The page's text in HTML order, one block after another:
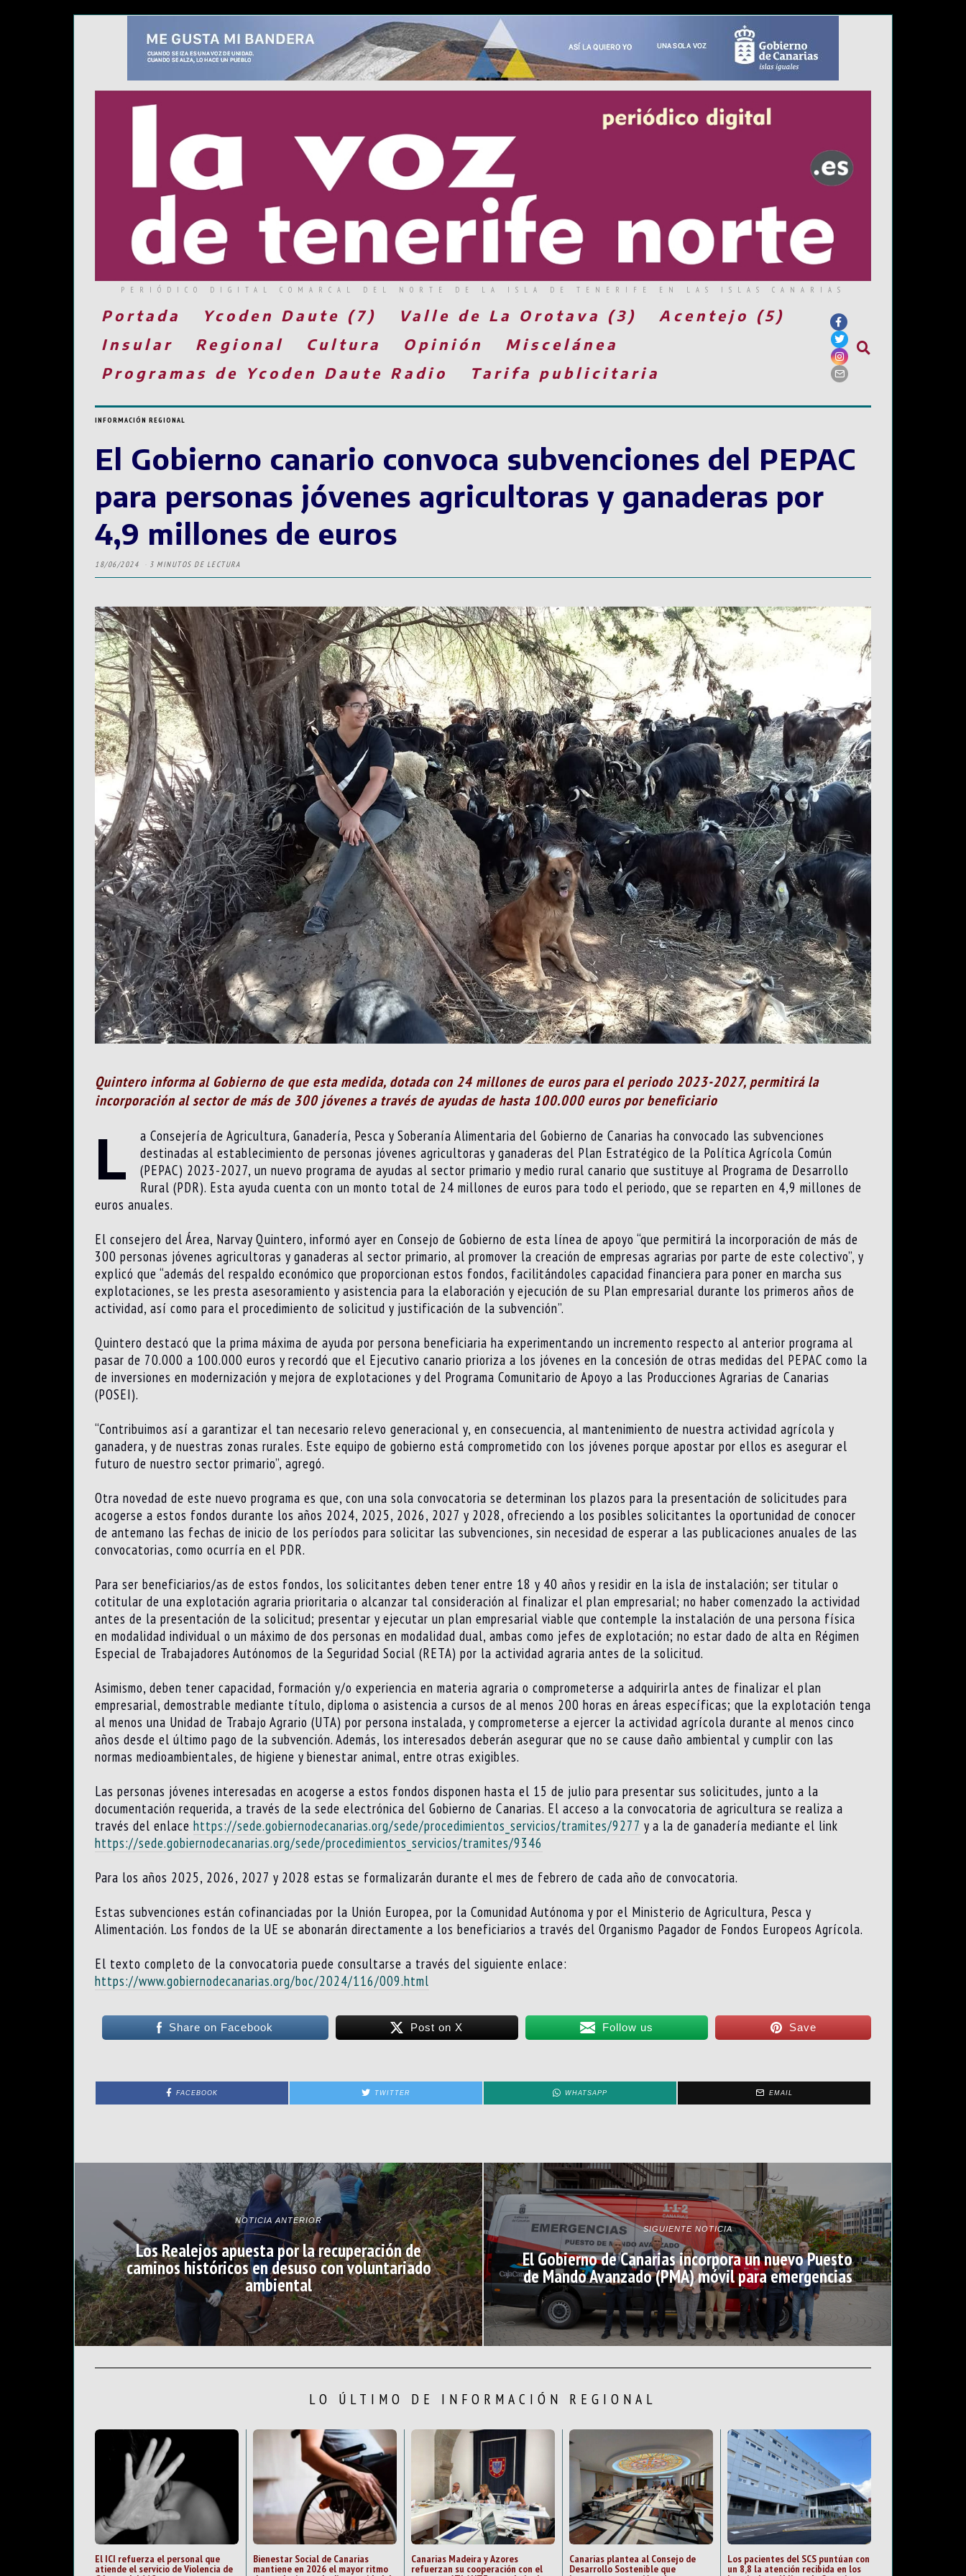
PERIÓDICO DIGITAL COMARCAL DEL NORTE DE LA ISLA DE TENERIFE EN LAS ISLAS CANARIAS
Portada Ycoden Daute (7) Valle de La Orotava (3)
Acentejo (5)
Insular
Regional Cultura Opinión
Miscelánea
Programas de Ycoden Daute Radio
Tarifa publicitaria
INFORMACIÓN REGIONAL
El Gobierno canario convoca subvenciones del PEPAC
para personas jóvenes agricultoras y ganaderas por
4,9 millones de euros
18/06/2024 3 MINUTOS DE LECTURA
Quintero informa al Gobierno de que esta medida, dotada con 24 millones de euros para el periodo 2023-2027, permitirá la
incorporación al sector de más de 300 jóvenes a través de ayudas de hasta 100.000 euros por beneficiario
L
a Consejería de Agricultura, Ganadería, Pesca y Soberanía Alimentaria del Gobierno de Canarias ha convocado las subvenciones
destinadas al establecimiento de personas jóvenes agricultoras y ganaderas del Plan Estratégico de la Política Agrícola Común
(PEPAC) 2023-2027, un nuevo programa de ayudas al sector primario y medio rural canario que sustituye al Programa de Desarrollo
Rural (PDR). Esta ayuda cuenta con un monto total de 24 millones de euros para todo el periodo, que se reparten en 4,9 millones de
euros anuales.
El consejero del Área, Narvay Quintero, informó ayer en Consejo de Gobierno de esta línea de apoyo “que permitirá la incorporación de más de
300 personas jóvenes agricultoras y ganaderas al sector primario, al promover la creación de empresas agrarias por parte de este colectivo”, y
explicó que “además del respaldo económico que proporcionan estos fondos, facilitándoles capacidad financiera para poner en marcha sus
explotaciones, se les presta asesoramiento y asistencia para la elaboración y ejecución de su Plan empresarial durante los primeros años de
actividad, así como para el procedimiento de solicitud y justificación de la subvención”.
Quintero destacó que la prima máxima de ayuda por persona beneficiaria ha experimentando un incremento respecto al anterior programa al
pasar de 70.000 a 100.000 euros y recordó que el Ejecutivo canario prioriza a los jóvenes en la concesión de otras medidas del PEPAC como la
de inversiones en modernización y mejora de explotaciones y del Programa Comunitario de Apoyo a las Producciones Agrarias de Canarias
(POSEI).
“Contribuimos así a garantizar el tan necesario relevo generacional y, en consecuencia, al mantenimiento de nuestra actividad agrícola y
ganadera, y de nuestras zonas rurales. Este equipo de gobierno está comprometido con los jóvenes porque apostar por ellos es asegurar el
futuro de nuestro sector primario”, agregó.
Otra novedad de este nuevo programa es que, con una sola convocatoria se determinan los plazos para la presentación de solicitudes para
acogerse a estos fondos durante los años 2024, 2025, 2026, 2027 y 2028, ofreciendo a los posibles solicitantes la oportunidad de conocer
de antemano las fechas de inicio de los períodos para solicitar las subvenciones, sin necesidad de esperar a las publicaciones anuales de las
convocatorias, como ocurría en el PDR.
Para ser beneficiarios/as de estos fondos, los solicitantes deben tener entre 18 y 40 años y residir en la isla de instalación; ser titular o
cotitular de una explotación agraria prioritaria o alcanzar tal consideración al finalizar el plan empresarial; no haber comenzado la actividad
antes de la presentación de la solicitud; presentar y ejecutar un plan empresarial viable que contemple la instalación de una persona física
en modalidad individual o un máximo de dos personas en modalidad dual, ambas como jefes de explotación; no estar dado de alta en Régimen
Especial de Trabajadores Autónomos de la Seguridad Social (RETA) por la actividad agraria antes de la solicitud.
Asimismo, deben tener capacidad, formación y/o experiencia en materia agraria o comprometerse a adquirirla antes de finalizar el plan
empresarial, demostrable mediante título, diploma o asistencia a cursos de al menos 200 horas en áreas específicas; que la explotación tenga
al menos una Unidad de Trabajo Agrario (UTA) por persona instalada, y comprometerse a ejercer la actividad agrícola durante al menos cinco
años desde el último pago de la subvención. Además, los interesados deberán asegurar que no se cause daño ambiental y cumplir con las
normas medioambientales, de higiene y bienestar animal, entre otras exigibles.
Las personas jóvenes interesadas en acogerse a estos fondos disponen hasta el 15 de julio para presentar sus solicitudes, junto a la
documentación requerida, a través de la sede electrónica del Gobierno de Canarias. El acceso a la convocatoria de agricultura se realiza a
través del enlace https://sede.gobiernodecanarias.org/sede/procedimientos_servicios/tramites/9277 y a la de ganadería mediante el link
https://sede.gobiernodecanarias.org/sede/procedimientos_servicios/tramites/9346
Para los años 2025, 2026, 2027 y 2028 estas se formalizarán durante el mes de febrero de cada año de convocatoria.
Estas subvenciones están cofinanciadas por la Unión Europea, por la Comunidad Autónoma y por el Ministerio de Agricultura, Pesca y
Alimentación. Los fondos de la UE se abonarán directamente a los beneficiarios a través del Organismo Pagador de Fondos Europeos Agrícola.
El texto completo de la convocatoria puede consultarse a través del siguiente enlace:
https://www.gobiernodecanarias.org/boc/2024/116/009.html
Share on Facebook Post on X Follow us Save
FACEBOOK TWITTER WHATSAPP EMAIL
NOTICIA ANTERIOR
Los Realejos apuesta por la recuperación de
caminos históricos en desuso con voluntariado
ambiental
SIGUIENTE NOTICIA
El Gobierno de Canarias incorpora un nuevo Puesto
de Mando Avanzado (PMA) móvil para emergencias
LO ÚLTIMO DE INFORMACIÓN REGIONAL
El ICI refuerza el personal que
atiende el servicio de Violencia de
Bienestar Social de Canarias
mantiene en 2026 el mayor ritmo
Canarias Madeira y Azores
refuerzan su cooperación con el
Canarias plantea al Consejo de
Desarrollo Sostenible que
Los pacientes del SCS puntúan con
un 8,8 la atención recibida en los